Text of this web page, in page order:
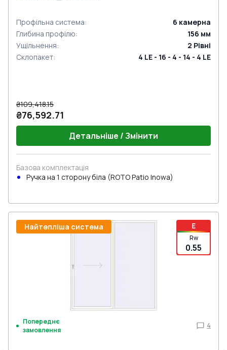
Профільна система: 6 камерна
Глибина профілю: 156 мм
Ущільнення: 2 Рівні
Склопакет: 4 LE - 16 - 4 - 14 - 4 LE
₴109,418.15
₴76,592.71
Детальніше / Змінити
Базова комплектація
Ручка на 1 сторону біла (ROTO Patio Inowa)
E
Rw
0.55
Найтепліша система
Попереднє
замовлення
4